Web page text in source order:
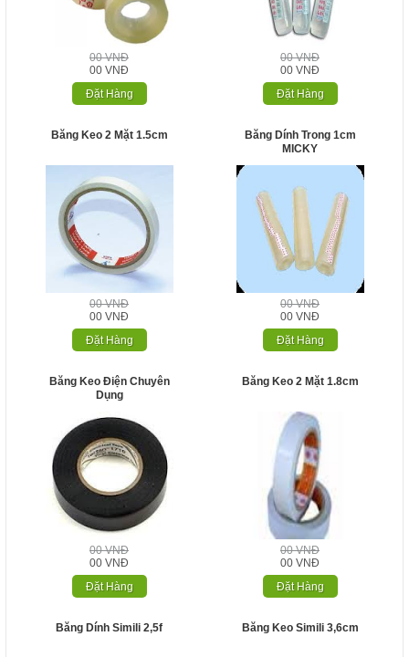
00 VNĐ
00 VNĐ
Đặt Hàng
00 VNĐ
00 VNĐ
Đặt Hàng
Băng Keo 2 Mặt 1.5cm
00 VNĐ
00 VNĐ
Đặt Hàng
Băng Dính Trong 1cm
MICKY
00 VNĐ
00 VNĐ
Đặt Hàng
Băng Keo Điện Chuyên
Dụng
00 VNĐ
00 VNĐ
Đặt Hàng
Băng Keo 2 Mặt 1.8cm
00 VNĐ
00 VNĐ
Đặt Hàng
Băng Dính Simili 2,5f Băng Keo Simili 3,6cm